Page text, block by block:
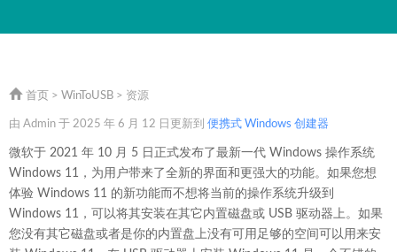
首页 > WinToUSB > 资源
由 Admin 于 2025 年 6 月 12 日更新到 便携式 Windows 创建器
微软于 2021 年 10 月 5 日正式发布了最新一代 Windows 操作系统
Windows 11，为用户带来了全新的界面和更强大的功能。如果您想
体验 Windows 11 的新功能而不想将当前的操作系统升级到
Windows 11，可以将其安装在其它内置磁盘或 USB 驱动器上。如果
您没有其它磁盘或者是你的内置盘上没有可用足够的空间可以用来安